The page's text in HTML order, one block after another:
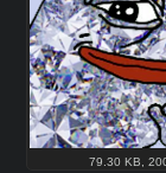
79.30 KB